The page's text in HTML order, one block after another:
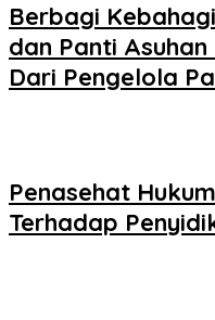
Berbagi
dan Panti
Dari Pengelola
Penasehat
Terhadap